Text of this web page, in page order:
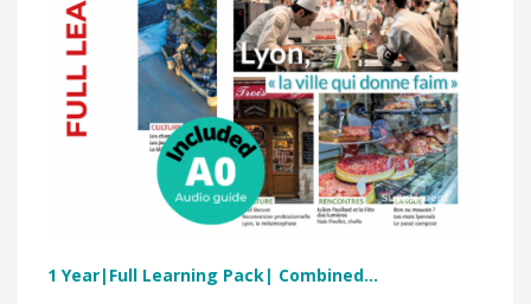
1 Year|Full Learning Pack| Combined...